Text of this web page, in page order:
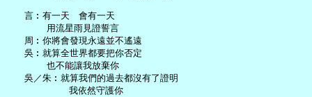
   言︰有一天　會有一天
       用流星雨見證誓言
   周︰你將會發現永遠並不遙遠
   吳︰就算全世界都要把你否定
       也不能讓我放棄你
   吳／朱︰就算我們的過去都沒有了證明
           我依然守護你